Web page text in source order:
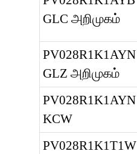
GLC அறிமுகம்
PV028R1K1AYN
GLZ அறிமுகம்
PV028R1K1AYN
KCW
PV028R1K1T1W